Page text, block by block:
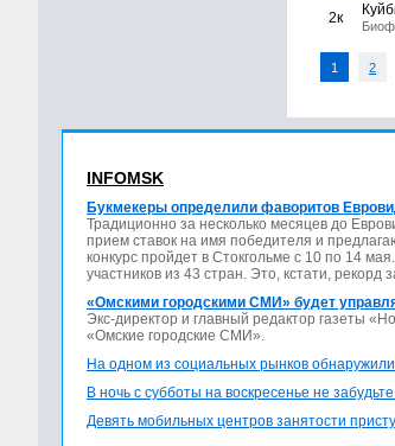
2к
1 2
INFOMSK
Букмекеры определили фаворитов
Традиционно за несколько месяцев до
прием ставок на имя победителя и
конкурс пройдет в Стокгольме с 10 по 14
участников из 43 стран. Это, кстати, рекорд
«Омскими городскими СМИ» будет
Экс-директор и главный редактор газеты
«Омские городские СМИ».
На одном из социальных рынков обнаружили
В ночь с субботы на воскресенье не
Девять мобильных центров занятости